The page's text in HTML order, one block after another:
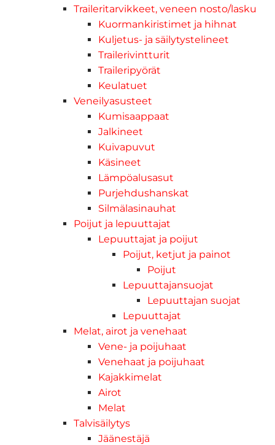
Traileritarvikkeet, veneen nosto/lasku
Kuormankiristimet ja hihnat
Kuljetus- ja säilytystelineet
Trailerivintturit
Traileripyörät
Keulatuet
Veneilyasusteet
Kumisaappaat
Jalkineet
Kuivapuvut
Käsineet
Lämpöalusasut
Purjehdushanskat
Silmälasinauhat
Poijut ja lepuuttajat
Lepuuttajat ja poijut
Poijut, ketjut ja painot
Poijut
Lepuuttajansuojat
Lepuuttajan suojat
Lepuuttajat
Melat, airot ja venehaat
Vene- ja poijuhaat
Venehaat ja poijuhaat
Kajakkimelat
Airot
Melat
Talvisäilytys
Jäänestäjä